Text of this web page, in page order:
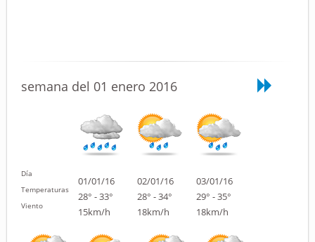
semana del 01 enero 2016
Día
Temperaturas
Viento
01/01/16
28° - 33°
15km/h
02/01/16
28° - 34°
18km/h
03/01/16
29° - 35°
18km/h